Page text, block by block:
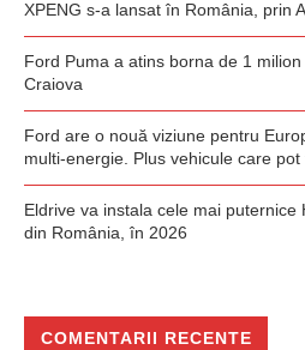
XPENG s-a lansat în România, prin
Ford Puma a atins borna de 1
Craiova
Ford are o nouă viziune pentru
multi-energie. Plus vehicule care
Eldrive va instala cele mai puternice
din România, în 2026
COMENTARII RECENTE